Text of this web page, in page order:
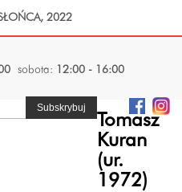
sobota: 12:00 - 16:00
Tomasz
Kuran
(ur.
1972)
SŁOŃCA, 2022